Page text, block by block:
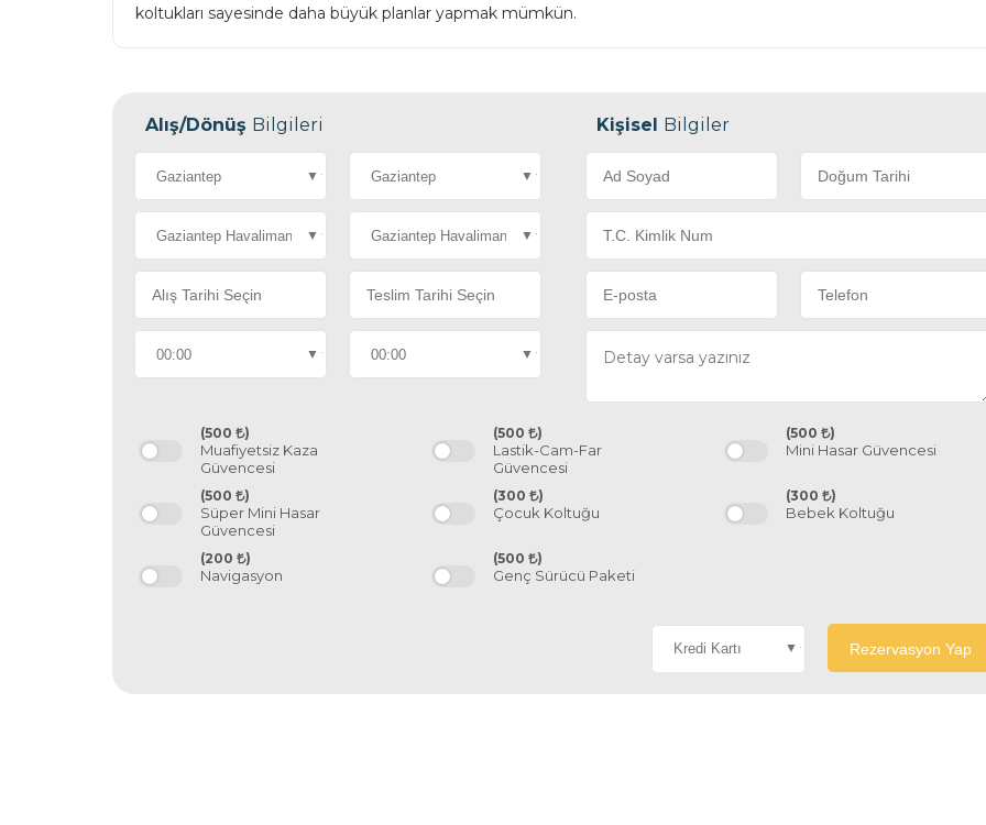
koltukları sayesinde daha büyük planlar yapmak mümkün.
Kişisel Bilgiler
Alış/Dönüş Bilgileri
(500 )
Muafiyetsiz Kaza
Güvencesi
(500 )
Lastik-Cam-Far
Güvencesi
(500 )
Mini Hasar Güvencesi
(500 )
Süper Mini Hasar
Güvencesi
(300 )
Çocuk Koltuğu
(300 )
Bebek Koltuğu
(200 )
Navigasyon
(500 )
Genç Sürücü Paketi
Rezervasyon Yap